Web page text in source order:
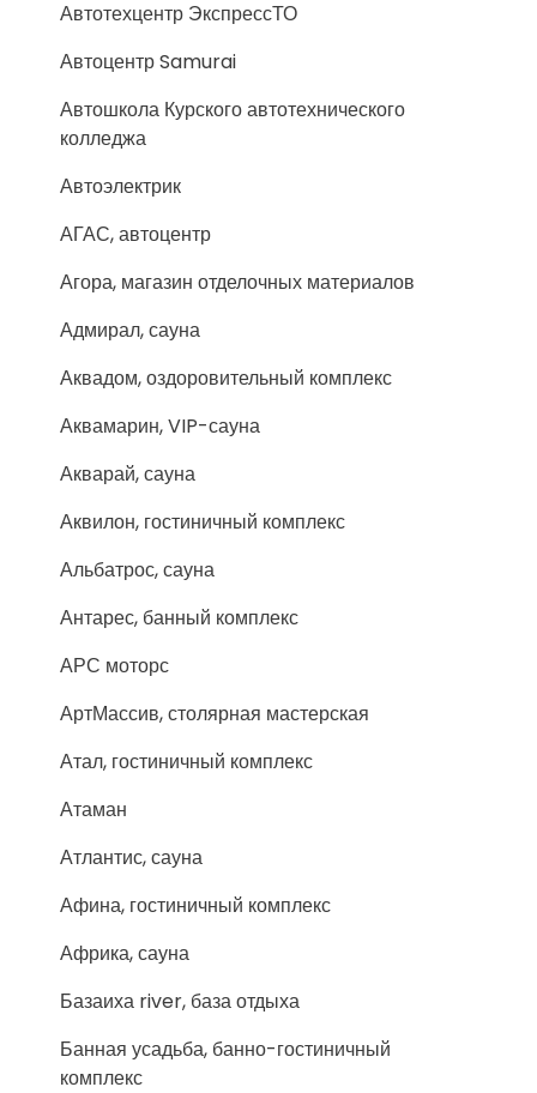
Автотехцентр ЭкспрессТО
Автоцентр Samurai
Автошкола Курского автотехнического
колледжа
Автоэлектрик
АГАС, автоцентр
Агора, магазин отделочных материалов
Адмирал, сауна
Аквадом, оздоровительный комплекс
Аквамарин, VIP-сауна
Акварай, сауна
Аквилон, гостиничный комплекс
Альбатрос, сауна
Антарес, банный комплекс
АРС моторс
АртМассив, столярная мастерская
Атал, гостиничный комплекс
Атаман
Атлантис, сауна
Афина, гостиничный комплекс
Африка, сауна
Базаиха river, база отдыха
Банная усадьба, банно-гостиничный
комплекс